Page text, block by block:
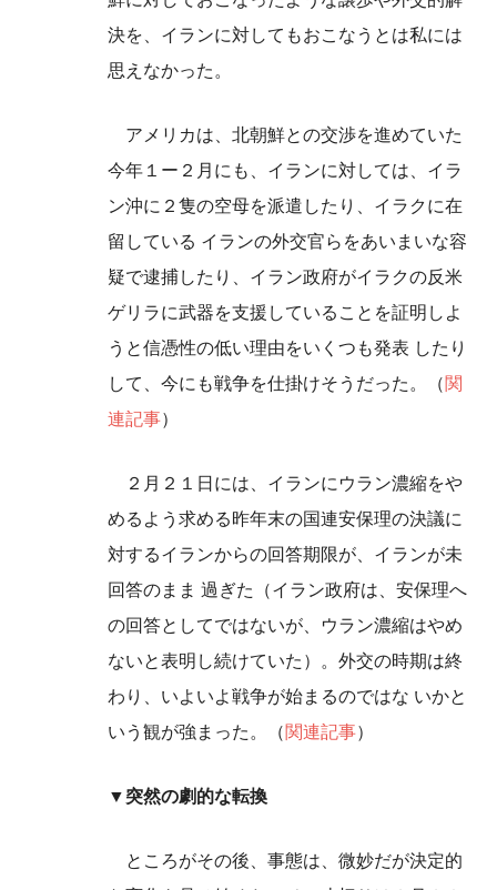
決を、イランに対してもおこなうとは私には
思えなかった。
アメリカは、北朝鮮との交渉を進めていた
今年１ー２月にも、イランに対しては、イラ
ン沖に２隻の空母を派遣したり、イラクに在
留している イランの外交官らをあいまいな容
疑で逮捕したり、イラン政府がイラクの反米
ゲリラに武器を支援していることを証明しよ
うと信憑性の低い理由をいくつも発表 したり
して、今にも戦争を仕掛けそうだった。（関
連記事）
２月２１日には、イランにウラン濃縮をや
めるよう求める昨年末の国連安保理の決議に
対するイランからの回答期限が、イランが未
回答のまま 過ぎた（イラン政府は、安保理へ
の回答としてではないが、ウラン濃縮はやめ
ないと表明し続けていた）。外交の時期は終
わり、いよいよ戦争が始まるのではな いかと
いう観が強まった。（関連記事）
▼突然の劇的な転換
ところがその後、事態は、微妙だが決定的